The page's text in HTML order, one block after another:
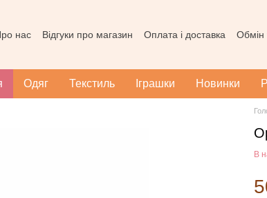
нас Відгуки про магазин Оплата і доставка Обмін
Одяг Текстиль Іграшки Новинки
В